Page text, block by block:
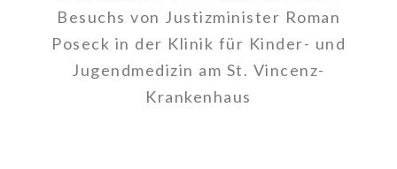
Besuchs von Justizminister Roman
Poseck in der Klinik für Kinder- und
Jugendmedizin am St. Vincenz-
Krankenhaus